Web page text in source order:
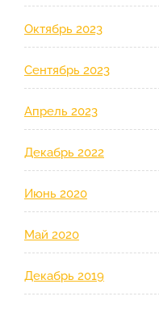
Октябрь 2023
Сентябрь 2023
Апрель 2023
Декабрь 2022
Июнь 2020
Май 2020
Декабрь 2019